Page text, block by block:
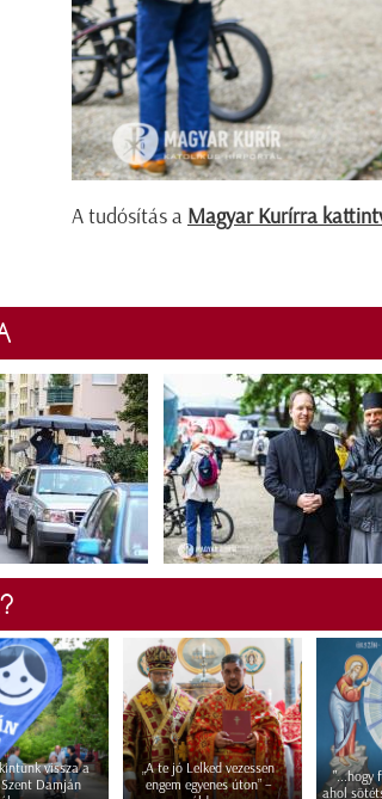
A tudósítás a Magyar Kurírra
vissza a
Damján
„A te jó Lelked vezessen
engem egyenes úton” –
"...hogy
ahol